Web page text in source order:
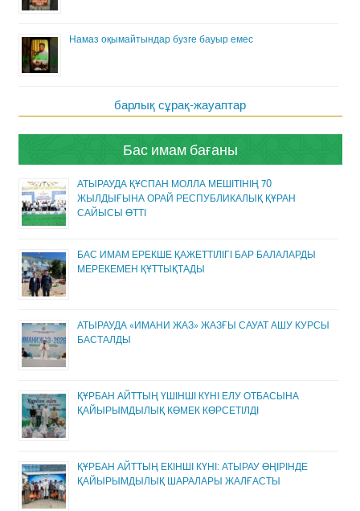
Намаз оқымайтындар бузге бауыр емес
барлық сұрақ-жауаптар
Бас имам бағаны
АТЫРАУДА ҚҰСПАН МОЛЛА МЕШІТІНІҢ 70
ЖЫЛДЫҒЫНА ОРАЙ РЕСПУБЛИКАЛЫҚ ҚҰРАН
САЙЫСЫ ӨТТІ
БАС ИМАМ ЕРЕКШЕ ҚАЖЕТТІЛІГІ БАР БАЛАЛАРДЫ
МЕРЕКЕМЕН ҚҰТТЫҚТАДЫ
АТЫРАУДА «ИМАНИ ЖАЗ» ЖАЗҒЫ САУАТ АШУ КУРСЫ
БАСТАЛДЫ
ҚҰРБАН АЙТТЫҢ ҮШІНШІ КҮНІ ЕЛУ ОТБАСЫНА
ҚАЙЫРЫМДЫЛЫҚ КӨМЕК КӨРСЕТІЛДІ
ҚҰРБАН АЙТТЫҢ ЕКІНШІ КҮНІ: АТЫРАУ ӨҢІРІНДЕ
ҚАЙЫРЫМДЫЛЫҚ ШАРАЛАРЫ ЖАЛҒАСТЫ